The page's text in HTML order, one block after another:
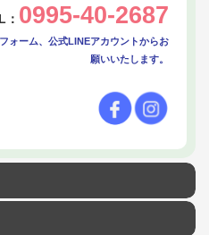
： 0995-40-2687
ォーム、公式LINEアカウントからお
願いいたします。